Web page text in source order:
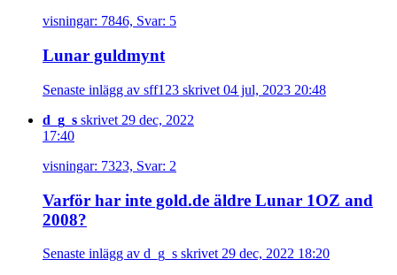
visningar: 7846, Svar: 5
Lunar guldmynt
Senaste inlägg av sff123 skrivet 04 jul, 2023 20:48
d_g_s skrivet 29 dec, 2022
17:40
visningar: 7323, Svar: 2
Varför har inte gold.de äldre Lunar 1OZ and
2008?
Senaste inlägg av d_g_s skrivet 29 dec, 2022 18:20